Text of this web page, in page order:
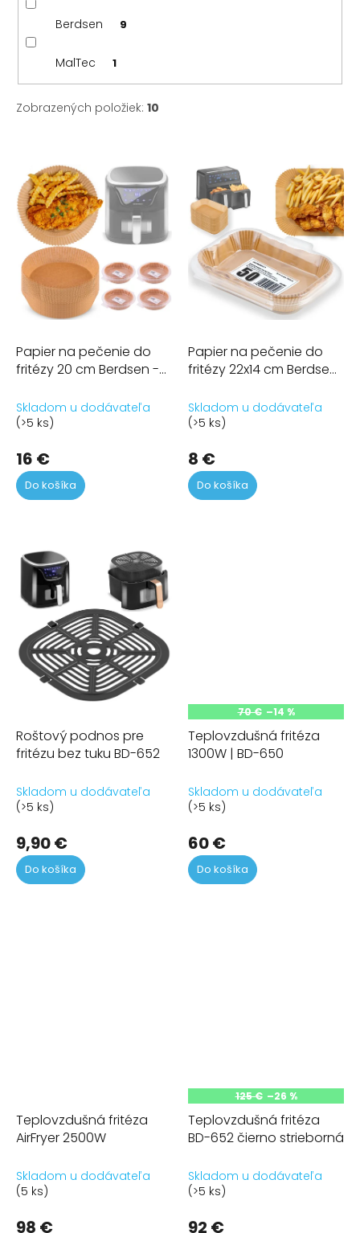
Berdsen 9
MalTec 1
Zobrazených položiek: 10
p
i
s
p
o
d
t
o
v
Papier na pečenie do
fritézy 20 cm Berdsen -
Skladom u dodávateľa
(>5 ks)
16 €
Do košíka
Papier na pečenie do
fritézy 22x14 cm Berdsen
Skladom u dodávateľa
(>5 ks)
8 €
Do košíka
Roštový podnos pre
fritézu bez tuku BD-652
Skladom u dodávateľa
(>5 ks)
9,90 €
Do košíka
70 € –14 %
Teplovzdušná fritéza
1300W | BD-650
Skladom u dodávateľa
(>5 ks)
60 €
Do košíka
Teplovzdušná fritéza
AirFryer 2500W
Skladom u dodávateľa
(5 ks)
98 €
125 € –26 %
Teplovzdušná fritéza
BD-652 čierno strieborná
Skladom u dodávateľa
(>5 ks)
92 €